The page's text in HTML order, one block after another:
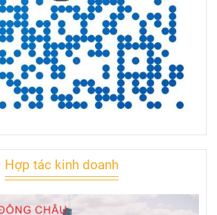
Hợp tác kinh doanh